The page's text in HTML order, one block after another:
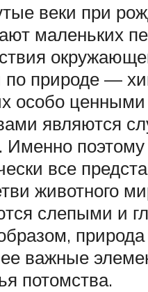
веки при
маленьких
по природе —
особо ценными
являются
Именно поэтому
все
животного
слепыми и
важные
потомства.